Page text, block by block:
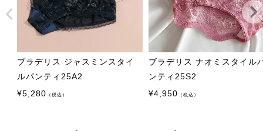
ブラデリス ジャスミンスタイ
ルパンティ25A2
¥5,280 （税込）
ブラデリス ナオミスタイル
ンティ25S2
¥4,950 （税込）